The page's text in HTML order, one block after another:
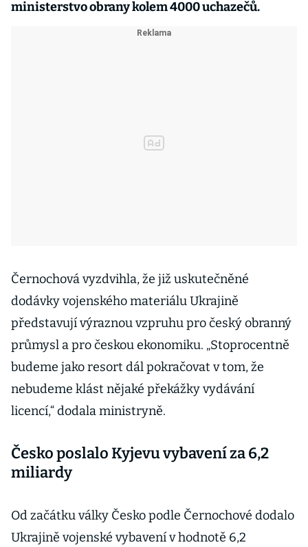
ministerstvo obrany kolem 4000 uchazečů.
Černochová vyzdvihla, že již uskutečněné
dodávky vojenského materiálu Ukrajině
představují výraznou vzpruhu pro český obranný
průmysl a pro českou ekonomiku. „Stoprocentně
budeme jako resort dál pokračovat v tom, že
nebudeme klást nějaké překážky vydávání
licencí,“ dodala ministryně.
Česko poslalo Kyjevu vybavení za 6,2
miliardy
Od začátku války Česko podle Černochové dodalo
Ukrajině vojenské vybavení v hodnotě 6,2